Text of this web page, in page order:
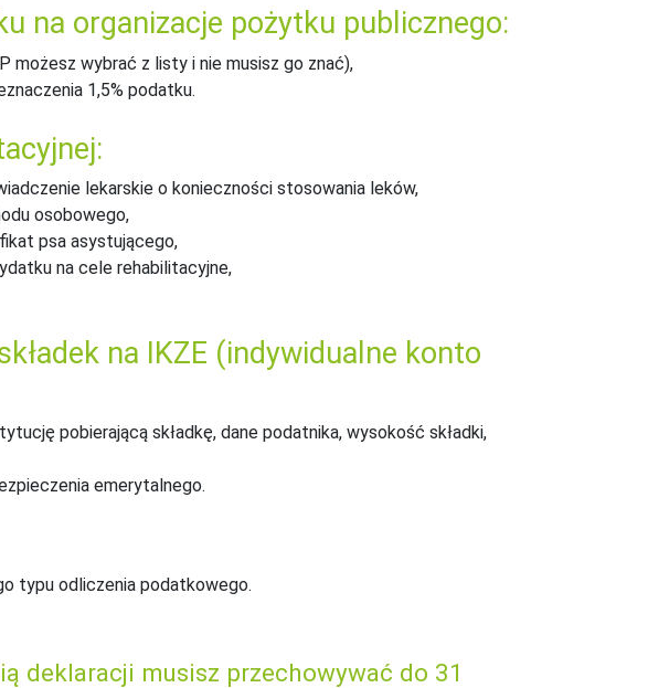
na organizacje pożytku publicznego:
możesz wybrać z listy i nie musisz go znać),
1,5% podatku.
lekarskie o konieczności stosowania leków,
osobowego,
psa asystującego,
na cele rehabilitacyjne,
na IKZE (indywidualne konto
pobierającą składkę, dane podatnika, wysokość składki,
emerytalnego.
typu odliczenia podatkowego.
deklaracji musisz przechowywać do 31